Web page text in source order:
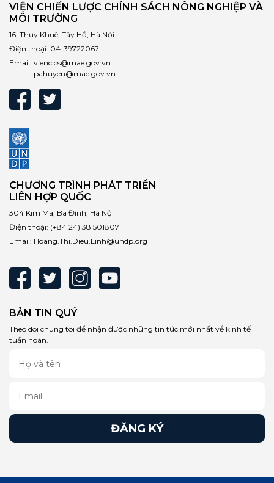
VIỆN CHIẾN LƯỢC CHÍNH SÁCH NÔNG NGHIỆP VÀ
MÔI TRƯỜNG
16, Thụy Khuê, Tây Hồ, Hà Nội
Điện thoại: 04-39722067
Email: vienclcs@mae.gov.vn
pahuyen@mae.gov.vn
CHƯƠNG TRÌNH PHÁT TRIỂN
LIÊN HỢP QUỐC
304 Kim Mã, Ba Đình, Hà Nội
Điện thoại: (+84 24) 38 501807
Email: Hoang.Thi.Dieu.Linh@undp.org
BẢN TIN QUÝ
Theo dõi chúng tôi để nhận được những tin tức mới nhất về kinh tế
tuần hoàn.